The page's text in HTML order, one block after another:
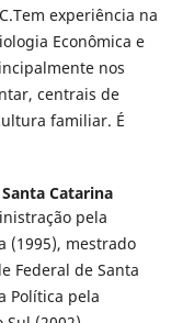
experiência na
Econômica e
nos
centrais de
familiar. É
Catarina
pela
(1995), mestrado
Federal de Santa
Política pela